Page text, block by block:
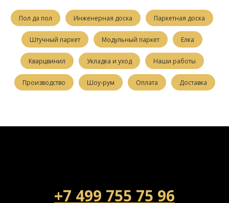
Пол да пол Инженерная доска Паркетная доска
Штучный паркет Модульный паркет Елка
Кварцвинил Укладка и уход Наши работы
Производство Шоу-рум Оплата Доставка
+7 499 755 75 96